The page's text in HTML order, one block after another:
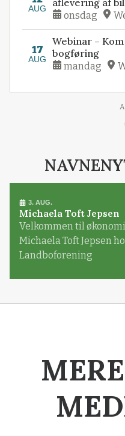
AUG
aflevering af
onsdag
17
AUG
Webinar –
bogføring
mandag
3. AUG.
Michaela Toft Jepsen
Velkommen til
Michaela Toft Jepsen
Landboforening